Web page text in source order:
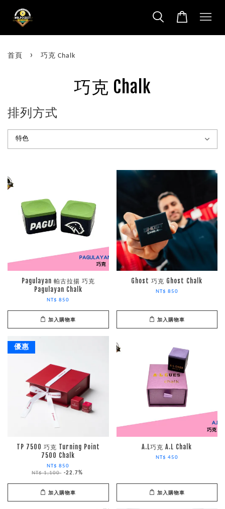
首頁 › 巧克 Chalk
巧克 Chalk
排列方式
Pagulayan 帕古拉揚 巧克
Pagulayan Chalk
NT$ 850
加入購物車
Ghost 巧克 Ghost Chalk
NT$ 850
加入購物車
優惠
TP 7500 巧克 Turning Point
7500 Chalk
NT$ 850
NT$ 1,100 -22.7%
加入購物車
A.L巧克 A.L Chalk
NT$ 450
加入購物車